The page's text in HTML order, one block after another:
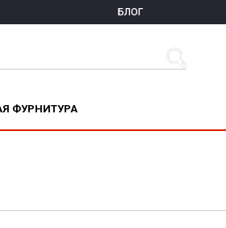
БЛОГ
ФУРНИТУРА